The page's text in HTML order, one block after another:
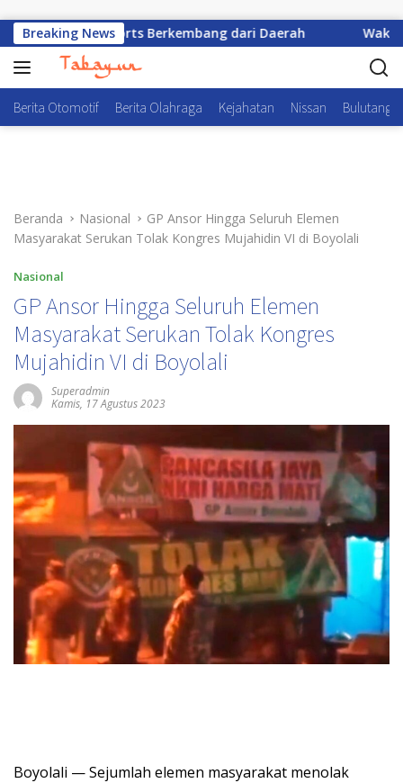
Breaking News
E-Sports Berkembang dari Daerah Wakapolri:
Berita Otomotif Berita Olahraga Kejahatan Nissan
Beranda Nasional
GP Ansor Hingga Seluruh Elemen
Masyarakat Serukan Tolak Kongres Mujahidin VI di Boyolali
Nasional
GP Ansor Hingga Seluruh Elemen
Masyarakat Serukan Tolak Kongres
Mujahidin VI di Boyolali
Superadmin
Kamis, 17 Agustus 2023
Boyolali — Sejumlah elemen masyarakat menolak